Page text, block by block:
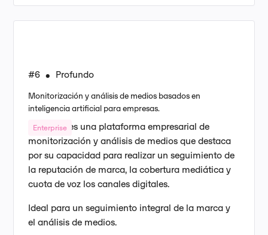
#6 • Profundo
Monitorización y análisis de medios basados en
inteligencia artificial para empresas.
Enterprise
Profound es una plataforma empresarial de
monitorización y análisis de medios que destaca
por su capacidad para realizar un seguimiento de
la reputación de marca, la cobertura mediática y
cuota de voz los canales digitales.
Ideal para un seguimiento integral de la marca y
el análisis de medios.